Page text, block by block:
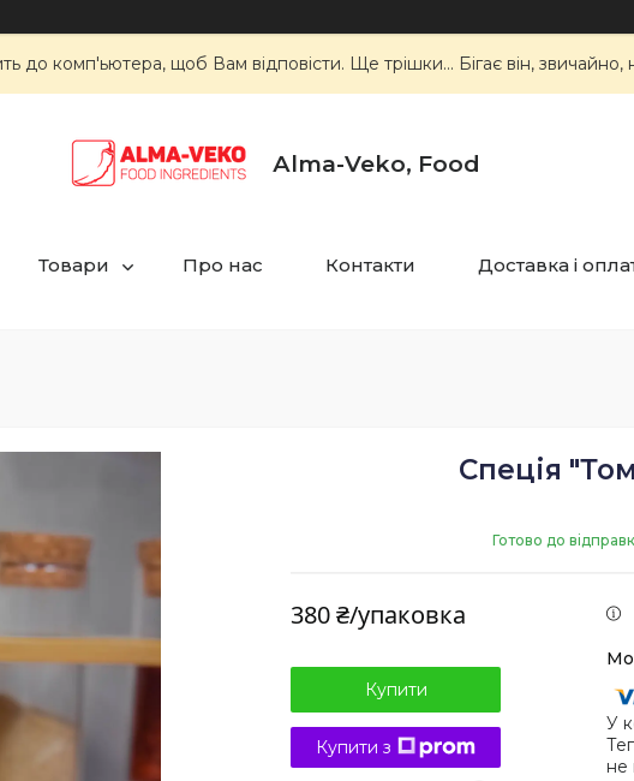
до комп'ьютера, щоб Вам відповісти. Ще трішки... Бігає він, звичайно,
Аlma-Veko, Food
Товари Про нас Контакти Доставка і
Спеція
Готово до
380 ₴/упаковка
Купити
Купити з
У
не